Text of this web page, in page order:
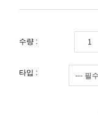
수량 :
타입 :